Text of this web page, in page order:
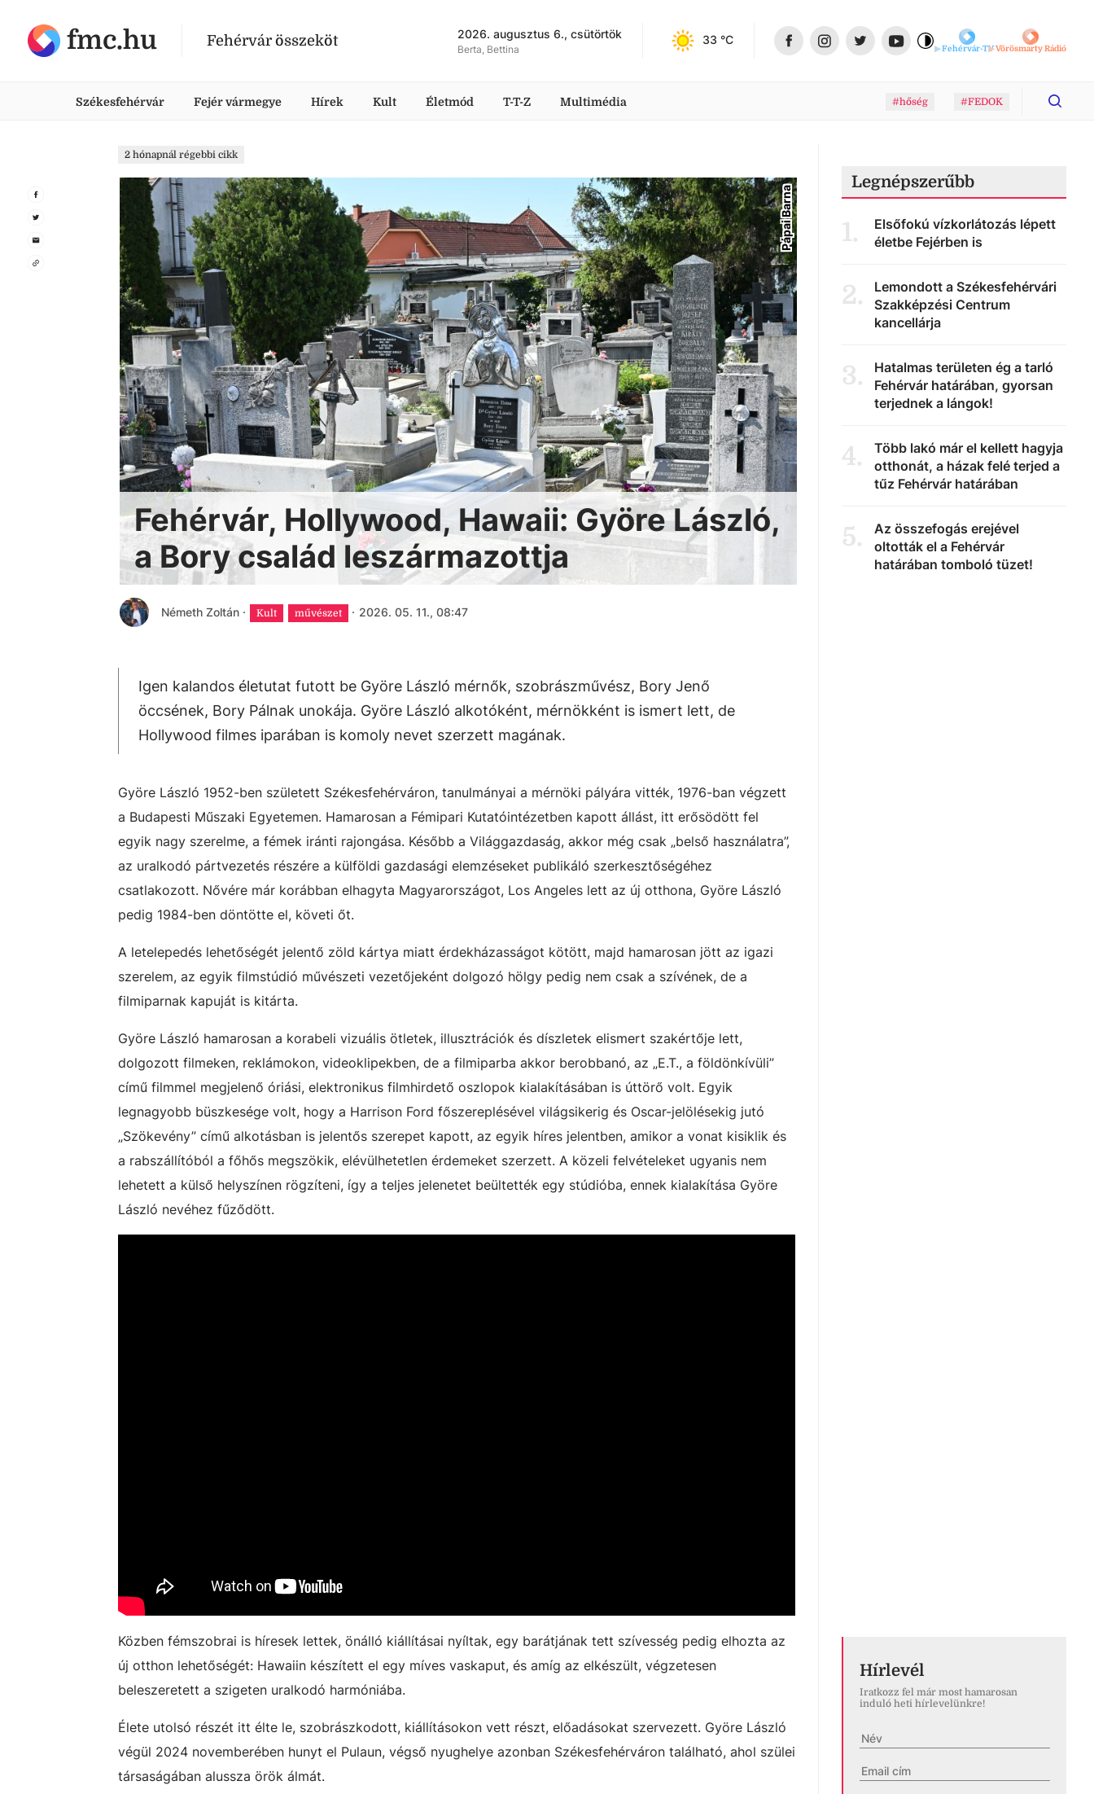
fmc.hu Fehérvár összeköt 2026. augusztus 6., csütörtök
Berta, Bettina
33 °C
Fehérvár-TVVörösmarty Rádió
Székesfehérvár Fejér vármegye Hírek Kult Életmód T-T-Z Multimédia #hőség #FEDOK
2 hónapnál régebbi cikk
Pápai Barna
Fehérvár, Hollywood, Hawaii: Györe László,
a Bory család leszármazottja
Németh Zoltán · Kult művészet · 2026. 05. 11., 08:47
Igen kalandos életutat futott be Györe László mérnők, szobrászművész, Bory Jenő
öccsének, Bory Pálnak unokája. Györe László alkotóként, mérnökként is ismert lett, de
Hollywood filmes iparában is komoly nevet szerzett magának.
Györe László 1952-ben született Székesfehérváron, tanulmányai a mérnöki pályára vitték, 1976-ban végzett
a Budapesti Műszaki Egyetemen. Hamarosan a Fémipari Kutatóintézetben kapott állást, itt erősödött fel
egyik nagy szerelme, a fémek iránti rajongása. Később a Világgazdaság, akkor még csak „belső használatra”,
az uralkodó pártvezetés részére a külföldi gazdasági elemzéseket publikáló szerkesztőségéhez
csatlakozott. Nővére már korábban elhagyta Magyarországot, Los Angeles lett az új otthona, Györe László
pedig 1984-ben döntötte el, követi őt.
A letelepedés lehetőségét jelentő zöld kártya miatt érdekházasságot kötött, majd hamarosan jött az igazi
szerelem, az egyik filmstúdió művészeti vezetőjeként dolgozó hölgy pedig nem csak a szívének, de a
filmiparnak kapuját is kitárta.
Györe László hamarosan a korabeli vizuális ötletek, illusztrációk és díszletek elismert szakértője lett,
dolgozott filmeken, reklámokon, videoklipekben, de a filmiparba akkor berobbanó, az „E.T., a földönkívüli”
című filmmel megjelenő óriási, elektronikus filmhirdető oszlopok kialakításában is úttörő volt. Egyik
legnagyobb büszkesége volt, hogy a Harrison Ford főszereplésével világsikerig és Oscar-jelölésekig jutó
„Szökevény” című alkotásban is jelentős szerepet kapott, az egyik híres jelentben, amikor a vonat kisiklik és
a rabszállítóból a főhős megszökik, elévülhetetlen érdemeket szerzett. A közeli felvételeket ugyanis nem
lehetett a külső helyszínen rögzíteni, így a teljes jelenetet beültették egy stúdióba, ennek kialakítása Györe
László nevéhez fűződött.
Közben fémszobrai is híresek lettek, önálló kiállításai nyíltak, egy barátjának tett szívesség pedig elhozta az
új otthon lehetőségét: Hawaiin készített el egy míves vaskaput, és amíg az elkészült, végzetesen
beleszeretett a szigeten uralkodó harmóniába.
Élete utolsó részét itt élte le, szobrászkodott, kiállításokon vett részt, előadásokat szervezett. Györe László
végül 2024 novemberében hunyt el Pulaun, végső nyughelye azonban Székesfehérváron található, ahol szülei
társaságában alussza örök álmát.
Legnépszerűbb
1.
Elsőfokú vízkorlátozás lépett
életbe Fejérben is
2.
Lemondott a Székesfehérvári
Szakképzési Centrum
kancellárja
3.
Hatalmas területen ég a tarló
Fehérvár határában, gyorsan
terjednek a lángok!
4.
Több lakó már el kellett hagyja
otthonát, a házak felé terjed a
tűz Fehérvár határában
5.
Az összefogás erejével
oltották el a Fehérvár
határában tomboló tüzet!
Hírlevél
Iratkozz fel már most hamarosan
induló heti hírlevelünkre!